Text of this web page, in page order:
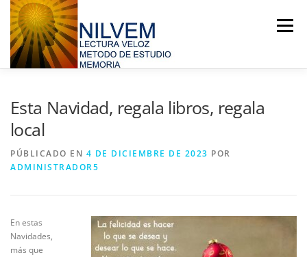
Saltar
contenido
Menú
Esta Navidad, regala libros, regala
local
PÚBLICADO EN 4 DE DICIEMBRE DE 2023 POR
ADMINISTRADOR5
En estas
Navidades,
más que